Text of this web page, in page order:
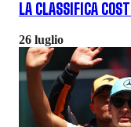
LA CLASSIFICA
26 luglio